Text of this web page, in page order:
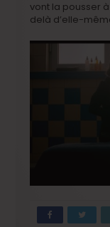
vont la pousser
delà d’elle-